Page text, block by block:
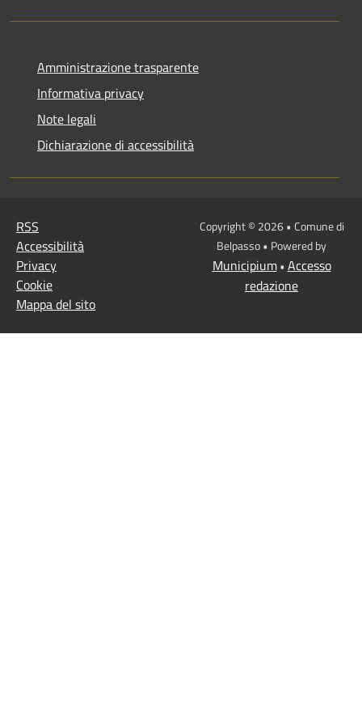
Amministrazione trasparente
Informativa privacy
Note legali
Dichiarazione di accessibilità
RSS
Accessibilità
Privacy
Cookie
Mappa del sito
Copyright © 2026 • Comune di
Belpasso • Powered by
Municipium• Accesso
redazione